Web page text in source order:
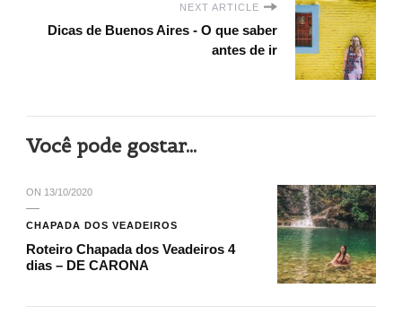
NEXT ARTICLE
Dicas de Buenos Aires - O que saber
antes de ir
Você pode gostar...
ON 13/10/2020
CHAPADA DOS VEADEIROS
Roteiro Chapada dos Veadeiros 4
dias – DE CARONA